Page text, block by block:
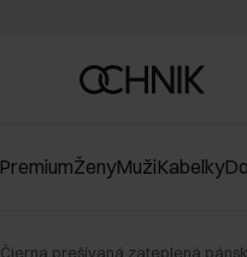
PremiumŽenyMužiKabelky
Čierna prešívaná zateplená